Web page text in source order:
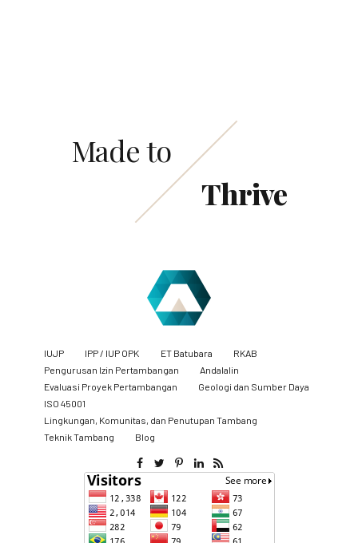
Made to
Thrive
IUJP IPP / IUP OPK ET Batubara
RKAB
Pengurusan Izin Pertambangan
Andalalin
Evaluasi Proyek Pertambangan
Geologi dan Sumber Daya
ISO 45001
Lingkungan, Komunitas, dan Penutupan Tambang
​Teknik Tambang
Blog